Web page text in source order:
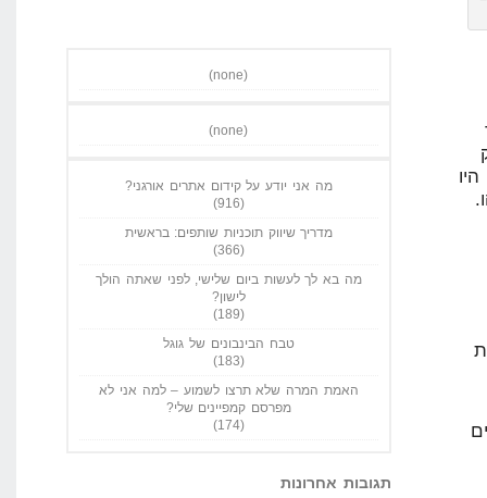
מה אני יודע על קידום אתרים אורגני?
מדריך שיווק תוכניות שותפים: בראשית
מה בא לך לעשות ביום שלישי, לפני שאתה הולך
לישון?
טבח הבינבונים של גוגל
האמת המרה שלא תרצו לשמוע – למה אני לא
מפרסם קמפיינים שלי?
תגובות אחרונות